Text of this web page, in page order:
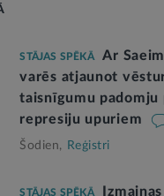
STĀJAS SPĒKĀ
Ar
varēs atjaunot
taisnīgumu padomju
represiju upuriem
Šodien, Reģistri
STĀJAS SPĒKĀ